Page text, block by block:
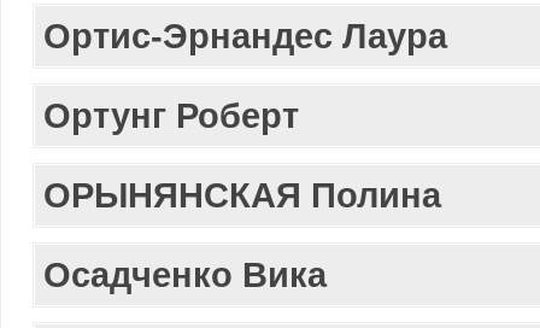
Ортис-Эрнандес Лаура
Ортунг Роберт
ОРЫНЯНСКАЯ Полина
Осадченко Вика